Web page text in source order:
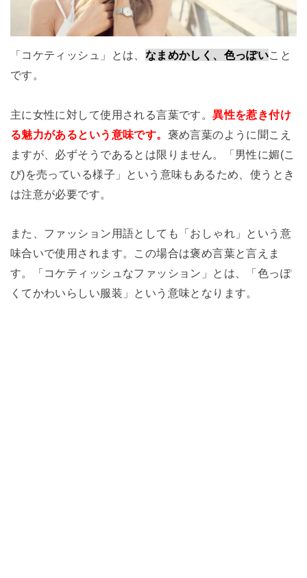
「コケティッシュ」とは、 なまめかしく、色っぽいこと
です。
主に女性に対して使用される言葉です。異性を惹き付け
る魅力があるという意味です。 褒め言葉のように聞こえ
ますが、必ずそうであるとは限りません。「男性に媚(こ
び)を売っている様子」という意味もあるため、使うとき
は注意が必要です。
また、ファッション用語としても「おしゃれ」という意
味合いで使用されます。この場合は褒め言葉と言えま
す。「コケティッシュなファッション」とは、「色っぽ
くてかわいらしい服装」という意味となります。